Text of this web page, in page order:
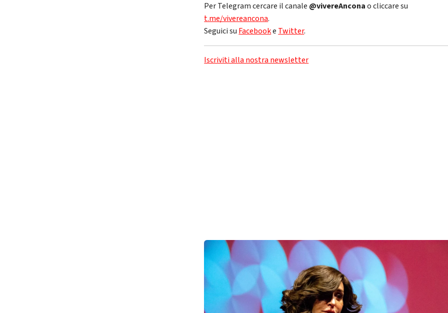
Per Telegram cercare il canale @vivereAnconao cliccare su
t.me/vivereancona.
Seguici su Facebooke Twitter.
Iscriviti alla nostra newsletter